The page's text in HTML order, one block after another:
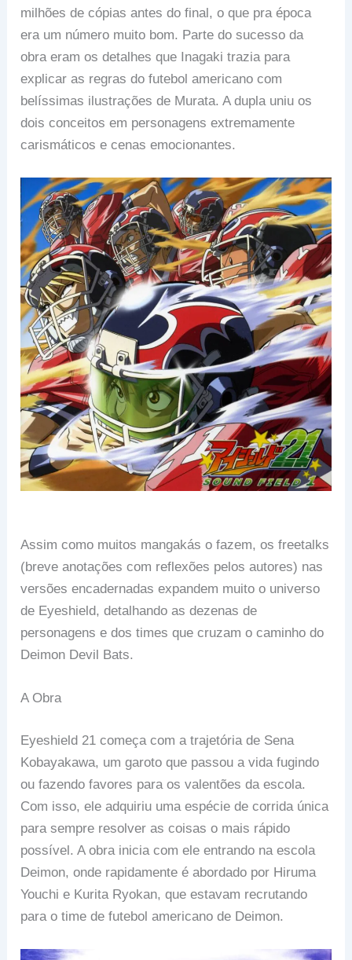
milhões de cópias antes do final, o que pra época
era um número muito bom. Parte do sucesso da
obra eram os detalhes que Inagaki trazia para
explicar as regras do futebol americano com
belíssimas ilustrações de Murata. A dupla uniu os
dois conceitos em personagens extremamente
carismáticos e cenas emocionantes.
Assim como muitos mangakás o fazem, os freetalks
(breve anotações com reflexões pelos autores) nas
versões encadernadas expandem muito o universo
de Eyeshield, detalhando as dezenas de
personagens e dos times que cruzam o caminho do
Deimon Devil Bats.
A Obra
Eyeshield 21 começa com a trajetória de Sena
Kobayakawa, um garoto que passou a vida fugindo
ou fazendo favores para os valentões da escola.
Com isso, ele adquiriu uma espécie de corrida única
para sempre resolver as coisas o mais rápido
possível. A obra inicia com ele entrando na escola
Deimon, onde rapidamente é abordado por Hiruma
Youchi e Kurita Ryokan, que estavam recrutando
para o time de futebol americano de Deimon.